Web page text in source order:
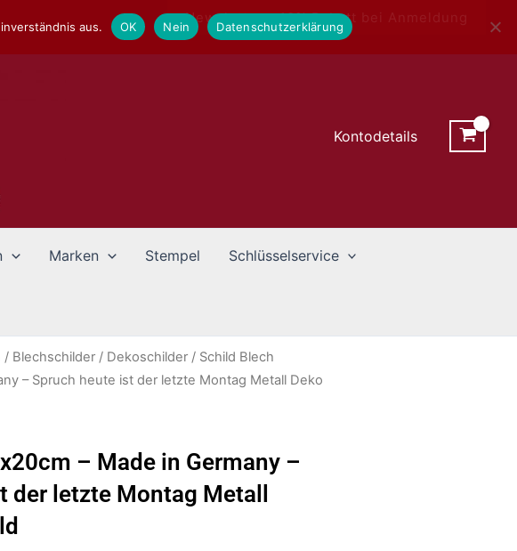
Newsletter - 10% Rabatt bei Anmeldung
Kontodetails
Marken Stempel Schlüsselservice
/ Blechschilder / Dekoschilder / Schild Blech
– Spruch heute ist der letzte Montag Metall Deko
– Made in Germany –
der letzte Montag Metall
aus. OK Nein Datenschutzerklärung